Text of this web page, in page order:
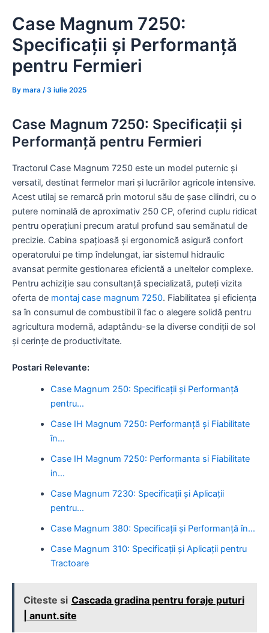
content
Case Magnum 7250:
Specificații și Performanță
pentru Fermieri
By mara /3 iulie 2025
Case Magnum 7250: Specificații și
Performanță pentru Fermieri
Tractorul Case Magnum 7250 este un model puternic și
versatil, destinat fermelor mari și lucrărilor agricole intensive.
Acest utilaj se remarcă prin motorul său de șase cilindri, cu o
putere nominală de aproximativ 250 CP, oferind cuplu ridicat
pentru operațiuni precum aratul profund sau semănatul de
precizie. Cabina spațioasă și ergonomică asigură confort
operatorului pe timp îndelungat, iar sistemul hidraulic
avansat permite gestionarea eficientă a uneltelor complexe.
Pentru achiziție sau consultanță specializată, puteți vizita
oferta de montaj case magnum 7250. Fiabilitatea și eficiența
sa în consumul de combustibil îl fac o alegere solidă pentru
agricultura modernă, adaptându-se la diverse condiții de sol
și cerințe de productivitate.
Postari Relevante:
Case Magnum 250: Specificații și Performanță
pentru…
Case IH Magnum 7250: Performanță și Fiabilitate
în…
Case IH Magnum 7250: Performanta si Fiabilitate
in…
Case Magnum 7230: Specificații și Aplicații
pentru…
Case Magnum 380: Specificații și Performanță în…
Case Magnum 310: Specificații și Aplicații pentru
Tractoare
Citeste si Cascada gradina pentru foraje puturi
| anunt.site